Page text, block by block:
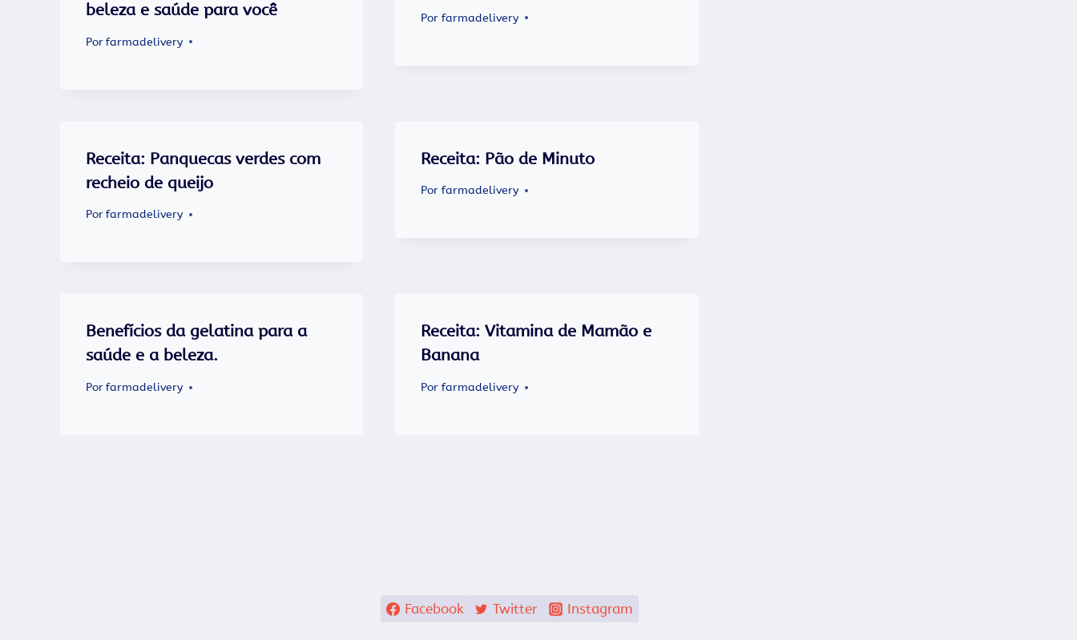
beleza e saúde para você
Porfarmadelivery
Por farmadelivery
Receita: Panquecas verdes com
recheio de queijo
Porfarmadelivery
Receita: Pão de Minuto
Por farmadelivery
Benefícios da gelatina para a
saúde e a beleza.
Porfarmadelivery
Receita: Vitamina de Mamão e
Banana
Por farmadelivery
Facebook Twitter Instagram